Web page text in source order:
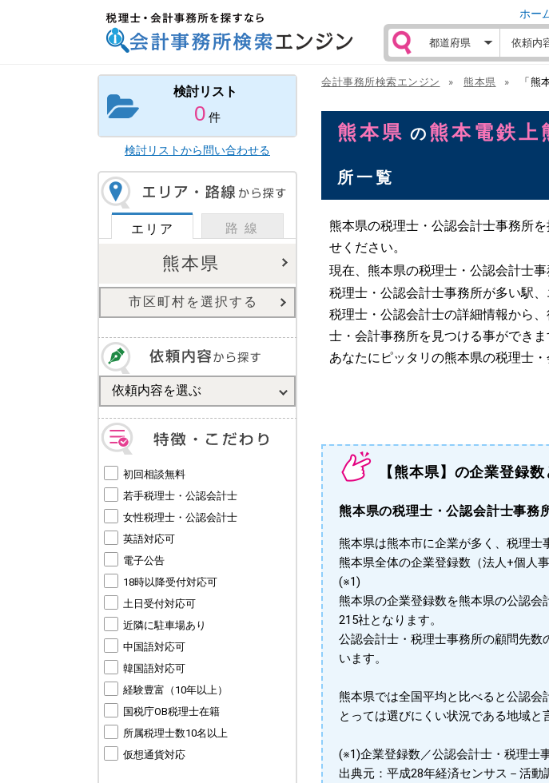
エンジン
ホー
検討リスト
0 件
検討リストから問い合わせる
エリア 路 線
熊本県
市区町村を選択する
初回相談無料
若手税理士・公認会計士
女性税理士・公認会計士
英語対応可
電子公告
18時以降受付対応可
土日受付対応可
近隣に駐車場あり
中国語対応可
韓国語対応可
経験豊富（10年以上）
国税庁OB税理士在籍
所属税理士数10名以上
仮想通貨対応
会計事務所検索エンジン 熊本県 「熊
熊本県 の 熊本電鉄上
所一覧
熊本県の税理士・公認会計士事務所
せください。
現在、熊本県の税理士・公認会計士
税理士・公認会計士事務所が多い駅
税理士・公認会計士の詳細情報から
士・会計事務所を見つける事ができま
あなたにピッタリの熊本県の税理士
【熊本県】の企業登録
熊本県の税理士・公認会計士事務
熊本県は熊本市に企業が多く、税理士
熊本県全体の企業登録数（法人+個人
(※1)
熊本県の企業登録数を熊本県の公認
215社となります。
公認会計士・税理士事務所の顧問先数
います。
熊本県では全国平均と比べると公認
とっては選びにくい状況である地域と
(※1)企業登録数／公認会計士・税理士
出典元：平成28年経済センサス－活動